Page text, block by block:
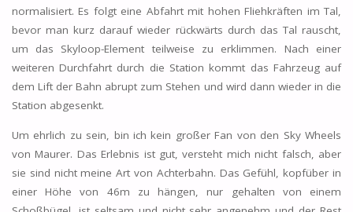
normalisiert. Es folgt eine Abfahrt mit hohen Fliehkräften im Tal,
bevor man kurz darauf wieder rückwärts durch das Tal rauscht,
um das Skyloop-Element teilweise zu erklimmen. Nach einer
weiteren Durchfahrt durch die Station kommt das Fahrzeug auf
dem Lift der Bahn abrupt zum Stehen und wird dann wieder in die
Station abgesenkt.
Um ehrlich zu sein, bin ich kein großer Fan von den Sky Wheels
von Maurer. Das Erlebnis ist gut, versteht mich nicht falsch, aber
sie sind nicht meine Art von Achterbahn. Das Gefühl, kopfüber in
einer Höhe von 46m zu hängen, nur gehalten von einem